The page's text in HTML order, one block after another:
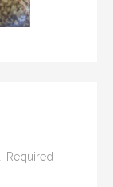
Required